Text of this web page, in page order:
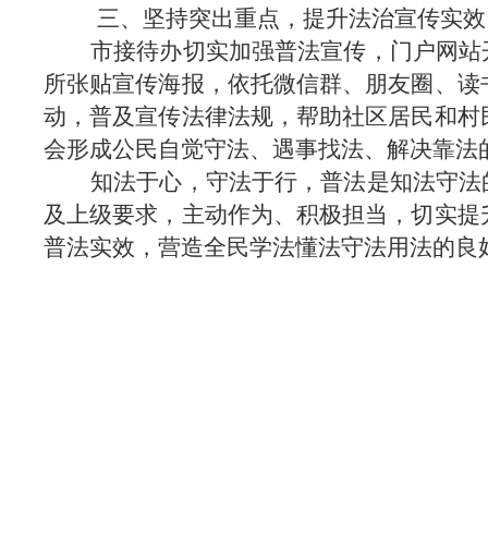
三、坚持突出重点，提升法治宣传实效
市接待办切实加强普法宣传，门户网
所张贴宣传海报，依托微信群、朋友圈、
动，普及宣传法律法规，帮助社区居民和
会形成公民自觉守法、遇事找法、解决靠法
知法于心，守法于行，普法是知法守
及上级要求，主动作为、积极担当，切实
普法实效，营造全民学法懂法守法用法的